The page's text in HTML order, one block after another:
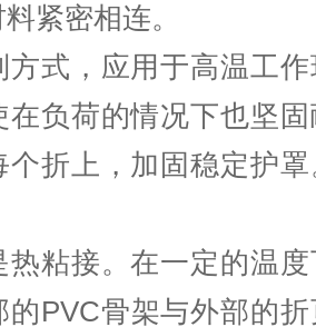
紧密相连。
方式，应用于高温工
在负荷的情况下也坚
个折上，加固稳定护
热粘接。在一定的温
的PVC骨架与外部的